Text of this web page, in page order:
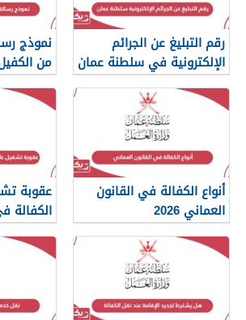
رقم التبليغ عن الجرائم
الإلكترونية في سلطنة عمان
2026
نموذج
من
أنواع الكفالة في القانون
العماني 2026
عقوبة
الكفالة